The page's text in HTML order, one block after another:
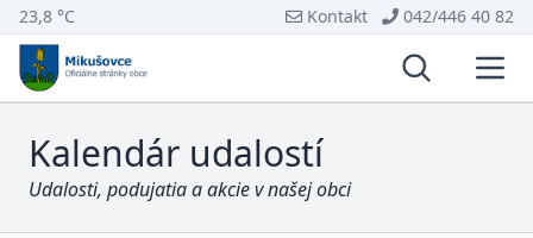
23,8 °C Kontakt 042/446 40 82
Vyhľadávanie
Kalendár udalostí
Udalosti, podujatia a akcie v našej obci